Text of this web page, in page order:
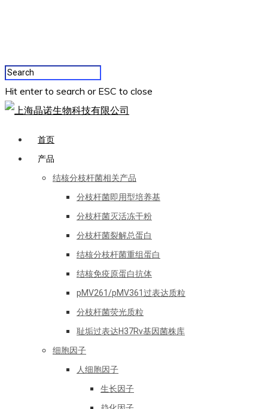
Hit enter to search or ESC to close
首页
产品
结核分枝杆菌相关产品
分枝杆菌即用型培养基
分枝杆菌灭活冻干粉
分枝杆菌裂解总蛋白
结核分枝杆菌重组蛋白
结核免疫原蛋白抗体
pMV261/pMV361过表达质粒
分枝杆菌荧光质粒
耻垢过表达H37Rv基因菌株库
细胞因子
人细胞因子
生长因子